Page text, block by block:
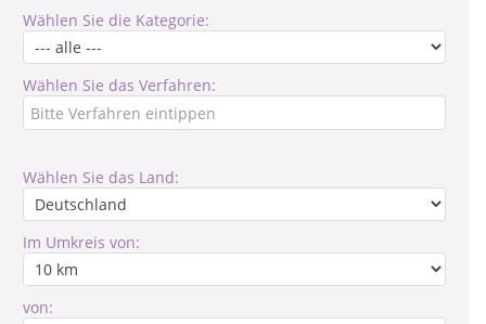
Wählen Sie die Kategorie:
Wählen Sie das Verfahren:
Wählen Sie das Land:
Im Umkreis von:
von: